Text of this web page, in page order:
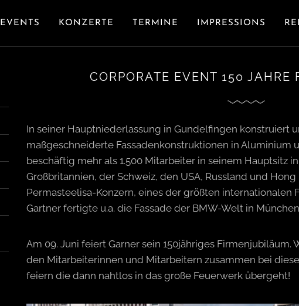
EVENTS KONZERTE TERMINE IMPRESSIONS
CORPORATE EVENT 150 JAHRE
In seiner Hauptniederlassung in Gundelfingen konstruiert
maßgeschneiderte Fassadenkonstruktionen in Aluminium
beschäftig mehr als 1.500 Mitarbeiter in seinem Hauptsitz
Großbritannien, der Schweiz, den USA, Russland und
Permasteelisa-Konzern, eines der größten internationalen
Gartner fertigte u.a. die Fassade der BMW-Welt in
Am 09. Juni feiert Garner sein 150jähriges Firmenjubiläum.
den Mitarbeiterinnen und Mitarbeitern zusammen bei
feiern die dann nahtlos in das große Feuerwerk übergeht!